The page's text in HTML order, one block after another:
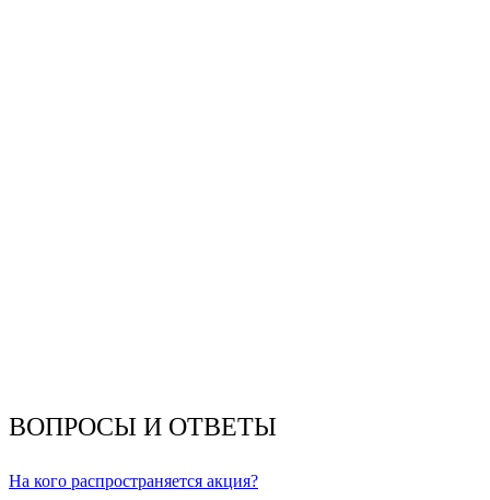
ВОПРОСЫ И ОТВЕТЫ
На кого распространяется акция?